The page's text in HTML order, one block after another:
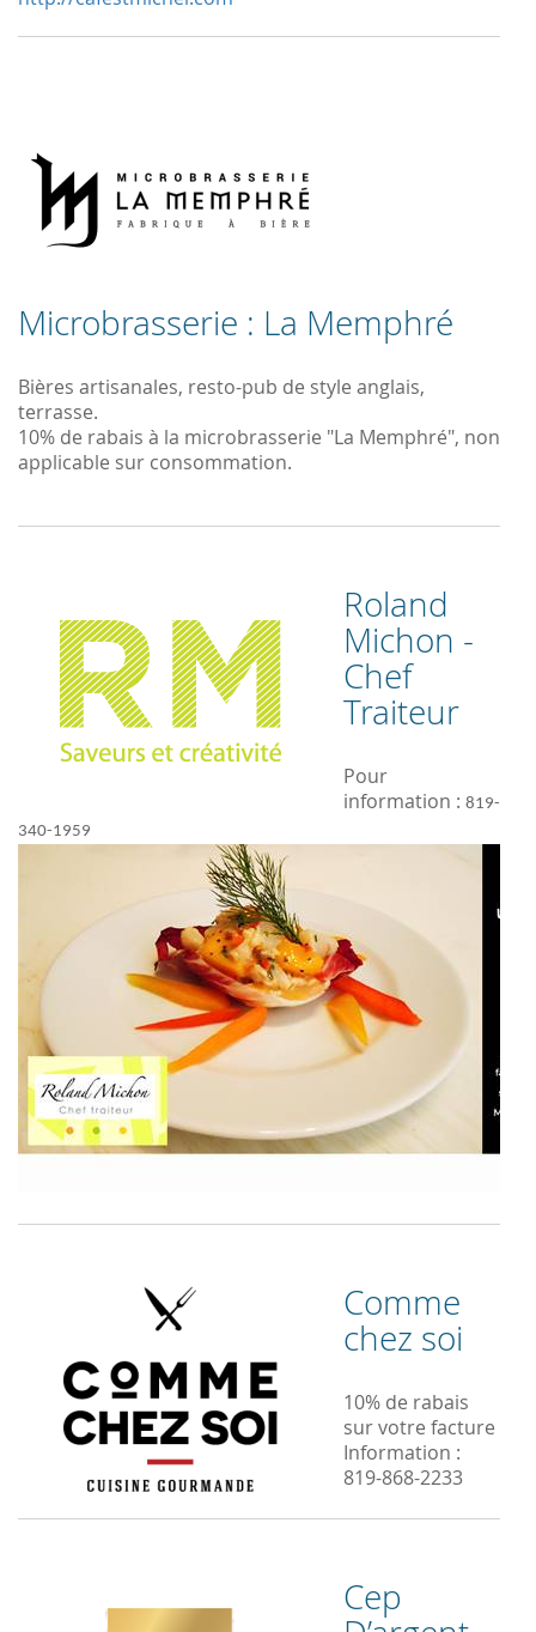
Microbrasserie : La Memphré
Bières artisanales, resto-pub de style anglais,
terrasse.
10% de rabais à la microbrasserie "La Memphré", non
applicable sur consommation.
Roland
Michon -
Chef
Traiteur
Pour
information : 819-
340-1959
Comme
chez soi
10% de rabais
sur votre facture
Information :
819-868-2233
Cep